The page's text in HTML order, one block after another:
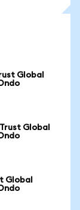
Global
Global
Global